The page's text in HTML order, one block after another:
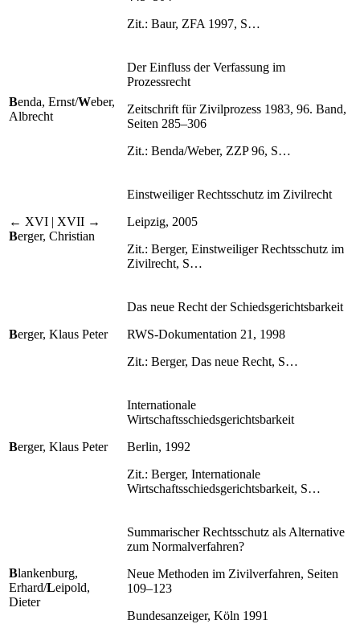
Zit.: Baur, ZFA 1997, S…
Benda, Ernst/Weber,
Albrecht
Der Einfluss der Verfassung im
Prozessrecht
Zeitschrift für Zivilprozess 1983, 96. Band,
Seiten 285–306
Zit.: Benda/Weber, ZZP 96, S…
← XVI | XVII →
Berger, Christian
Einstweiliger Rechtsschutz im Zivilrecht
Leipzig, 2005
Zit.: Berger, Einstweiliger Rechtsschutz im
Zivilrecht, S…
Berger, Klaus Peter
Das neue Recht der Schiedsgerichtsbarkeit
RWS-Dokumentation 21, 1998
Zit.: Berger, Das neue Recht, S…
Berger, Klaus Peter
Internationale
Wirtschaftsschiedsgerichtsbarkeit
Berlin, 1992
Zit.: Berger, Internationale
Wirtschaftsschiedsgerichtsbarkeit, S…
Blankenburg,
Erhard/Leipold,
Dieter
Summarischer Rechtsschutz als Alternative
zum Normalverfahren?
Neue Methoden im Zivilverfahren, Seiten
109–123
Bundesanzeiger, Köln 1991